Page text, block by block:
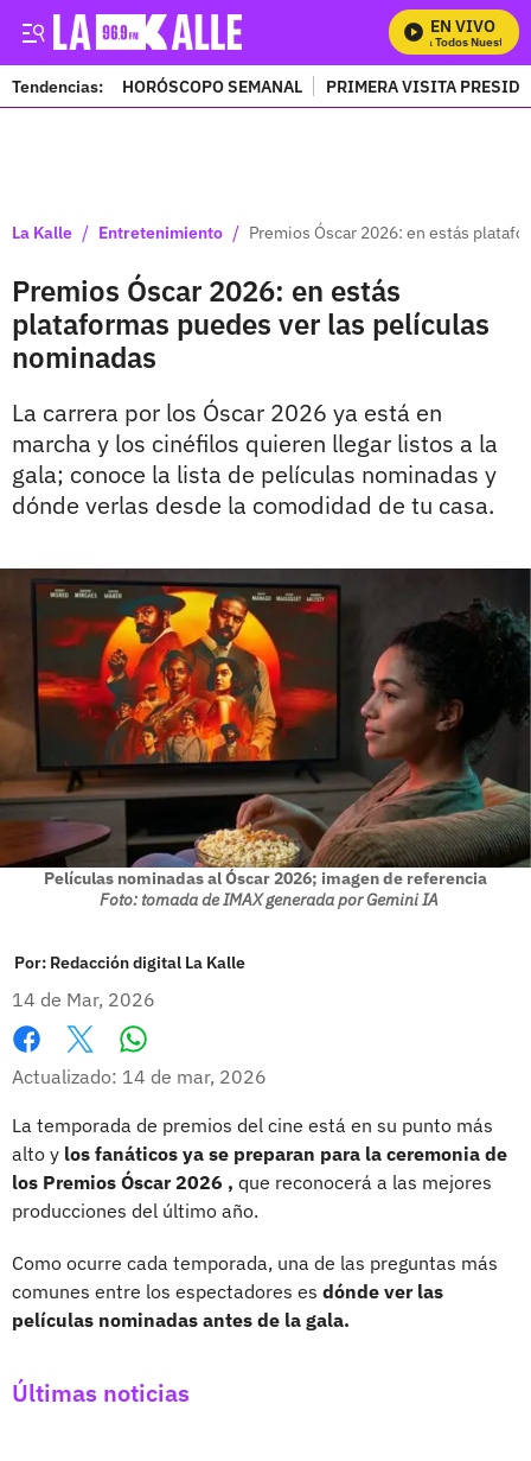
EN VIVO
Mira Todos Nuestros
Tendencias: HORÓSCOPO SEMANAL PRIMERA VISITA
La Kalle / Entretenimiento / Premios Óscar 2026: en estás
Premios Óscar 2026: en estás
plataformas puedes ver las películas
nominadas
La carrera por los Óscar 2026 ya está en
marcha y los cinéfilos quieren llegar listos a la
gala; conoce la lista de películas nominadas y
dónde verlas desde la comodidad de tu casa.
Películas nominadas al Óscar 2026; imagen de referencia
Foto: tomada de IMAX generada por Gemini IA
Por: Redacción digital La Kalle
14 de Mar, 2026
Facebook
X
Actualizado: 14 de mar, 2026
La temporada de premios del cine está en su punto más
alto y los fanáticos ya se preparan para la ceremonia de
los Premios Óscar 2026 , que reconocerá a las mejores
producciones del último año.
Como ocurre cada temporada, una de las preguntas más
comunes entre los espectadores es dónde ver las
películas nominadas antes de la gala.
Últimas noticias